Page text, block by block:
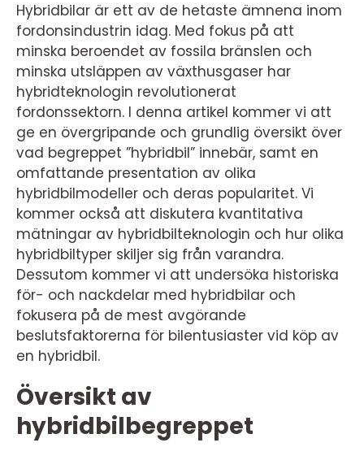
Hybridbilar är ett av de hetaste ämnena inom
fordonsindustrin idag. Med fokus på att
minska beroendet av fossila bränslen och
minska utsläppen av växthusgaser har
hybridteknologin revolutionerat
fordonssektorn. I denna artikel kommer vi att
ge en övergripande och grundlig översikt över
vad begreppet ”hybridbil” innebär, samt en
omfattande presentation av olika
hybridbilmodeller och deras popularitet. Vi
kommer också att diskutera kvantitativa
mätningar av hybridbilteknologin och hur olika
hybridbiltyper skiljer sig från varandra.
Dessutom kommer vi att undersöka historiska
för- och nackdelar med hybridbilar och
fokusera på de mest avgörande
beslutsfaktorerna för bilentusiaster vid köp av
en hybridbil.
Översikt av
hybridbilbegreppet